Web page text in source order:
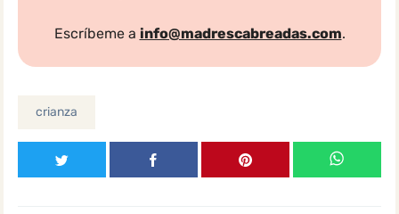
Escríbeme a info@madrescabreadas.com.
crianza